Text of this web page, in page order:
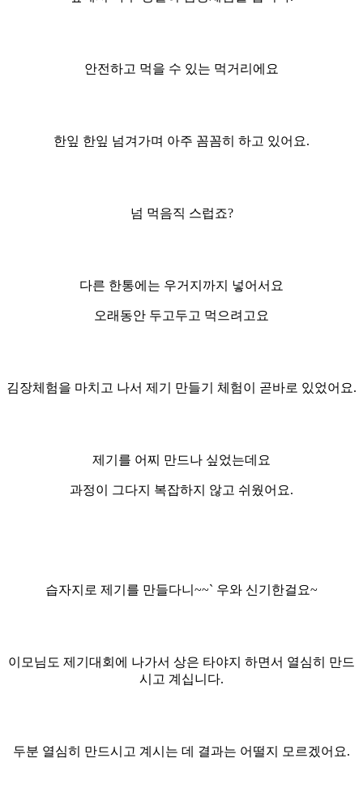
안전하고 먹을 수 있는 먹거리에요
한잎 한잎 넘겨가며 아주 꼼꼼히 하고 있어요.
넘 먹음직 스럽죠?
다른 한통에는 우거지까지 넣어서요
오래동안 두고두고 먹으려고요
김장체험을 마치고 나서 제기 만들기 체험이 곧바로 있었어요.
제기를 어찌 만드나 싶었는데요
과정이 그다지 복잡하지 않고 쉬웠어요.
습자지로 제기를 만들다니~~` 우와 신기한걸요~
이모님도 제기대회에 나가서 상은 타야지 하면서 열심히 만드
시고 계십니다.
두분 열심히 만드시고 계시는 데 결과는 어떨지 모르겠어요.